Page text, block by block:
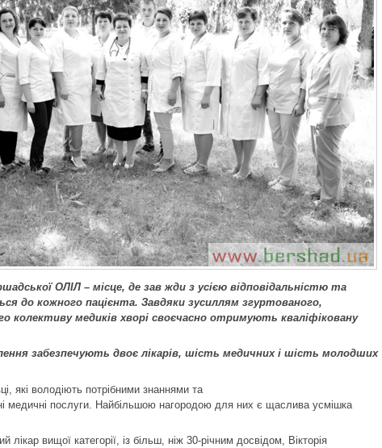
ОЛІЛ – місце, де зав жди з усією відповідальністю та
до кожного пацієнта. Завдяки зусиллям згуртованого,
колективу медиків хворі своєчасно отримують кваліфіковану
забезпечують двоє лікарів, шість медичних і шість молодших
які володіють потрібними знаннями та
медичні послуги. Найбільшою нагородою для них є щаслива усмішка
вищої категорії, із більш, ніж 30-річним досвідом, Вікторія